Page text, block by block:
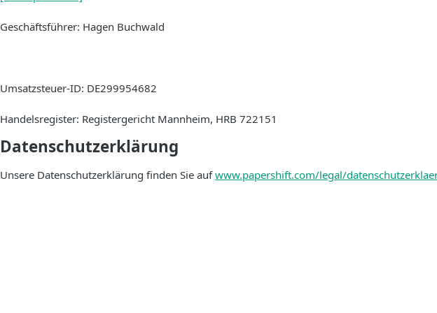
Geschäftsführer: Hagen Buchwald
Umsatzsteuer-ID: DE299954682
Handelsregister: Registergericht Mannheim, HRB 722151
Datenschutzerklärung
Unsere Datenschutzerklärung finden Sie aufwww.papershift.com/legal/